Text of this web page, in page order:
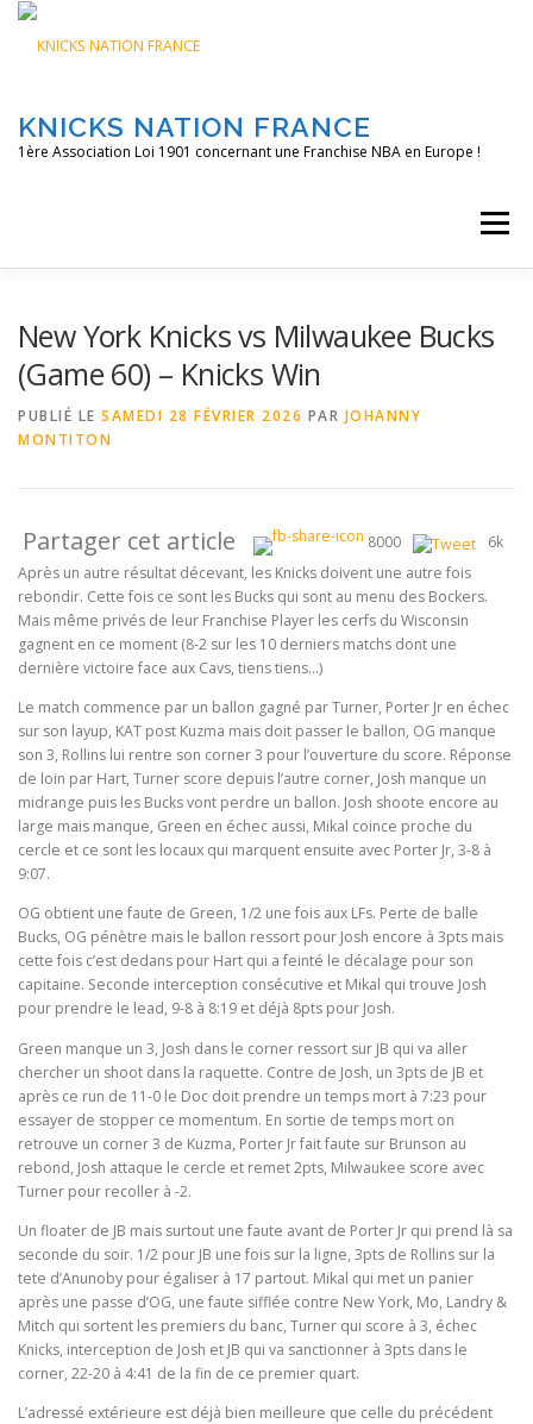
Aller
contenu
KNICKS NATION FRANCE
1ère Association Loi 1901 concernant une Franchise NBA en Europe !
Menu
New York Knicks vs Milwaukee Bucks
(Game 60) – Knicks Win
PUBLIÉ LE SAMEDI 28 FÉVRIER 2026 PAR JOHANNY
MONTITON
Partager cet article 8000
6k
Après un autre résultat décevant, les Knicks doivent une autre fois
rebondir. Cette fois ce sont les Bucks qui sont au menu des Bockers.
Mais même privés de leur Franchise Player les cerfs du Wisconsin
gagnent en ce moment (8-2 sur les 10 derniers matchs dont une
dernière victoire face aux Cavs, tiens tiens…)
Le match commence par un ballon gagné par Turner, Porter Jr en échec
sur son layup, KAT post Kuzma mais doit passer le ballon, OG manque
son 3, Rollins lui rentre son corner 3 pour l’ouverture du score. Réponse
de loin par Hart, Turner score depuis l’autre corner, Josh manque un
midrange puis les Bucks vont perdre un ballon. Josh shoote encore au
large mais manque, Green en échec aussi, Mikal coince proche du
cercle et ce sont les locaux qui marquent ensuite avec Porter Jr, 3-8 à
9:07.
OG obtient une faute de Green, 1/2 une fois aux LFs. Perte de balle
Bucks, OG pénètre mais le ballon ressort pour Josh encore à 3pts mais
cette fois c’est dedans pour Hart qui a feinté le décalage pour son
capitaine. Seconde interception consécutive et Mikal qui trouve Josh
pour prendre le lead, 9-8 à 8:19 et déjà 8pts pour Josh.
Green manque un 3, Josh dans le corner ressort sur JB qui va aller
chercher un shoot dans la raquette. Contre de Josh, un 3pts de JB et
après ce run de 11-0 le Doc doit prendre un temps mort à 7:23 pour
essayer de stopper ce momentum. En sortie de temps mort on
retrouve un corner 3 de Kuzma, Porter Jr fait faute sur Brunson au
rebond, Josh attaque le cercle et remet 2pts, Milwaukee score avec
Turner pour recoller à -2.
Un floater de JB mais surtout une faute avant de Porter Jr qui prend là sa
seconde du soir. 1/2 pour JB une fois sur la ligne, 3pts de Rollins sur la
tete d’Anunoby pour égaliser à 17 partout. Mikal qui met un panier
après une passe d’OG, une faute sifflée contre New York, Mo, Landry &
Mitch qui sortent les premiers du banc, Turner qui score à 3, échec
Knicks, interception de Josh et JB qui va sanctionner à 3pts dans le
corner, 22-20 à 4:41 de la fin de ce premier quart.
L’adressé extérieure est déjà bien meilleure que celle du précédent